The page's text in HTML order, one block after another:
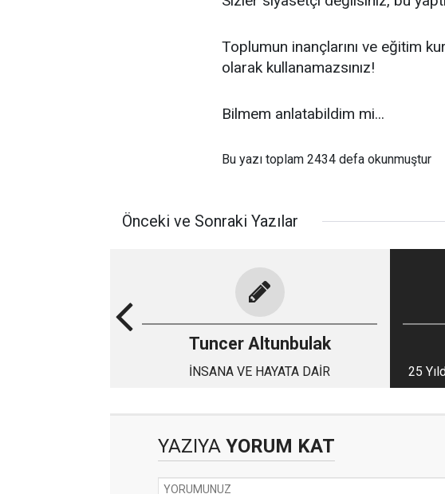
Toplumun inançlarını ve eğitim
olarak kullanamazsınız!
Bilmem anlatabildim mi...
Bu yazı toplam 2434 defa okunmuştur
Önceki ve Sonraki Yazılar
Tuncer Altunbulak
İNSANA VE HAYATA DAİR
25
YAZIYA YORUM KAT